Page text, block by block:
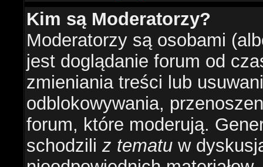
Kim są Moderatorzy?
Moderatorzy są osobami
jest doglądanie forum od
zmieniania treści lub
odblokowywania,
forum, które moderują.
schodzili z tematu w